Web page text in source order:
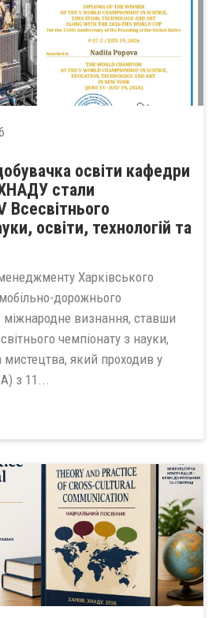
освіти кафедри
стали
освіти, технологій та
Харківського
дорожнього
міжнародне визнання, ставши
чемпіонату з науки,
мистецтва, який проходив у
з 11...